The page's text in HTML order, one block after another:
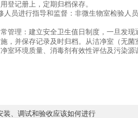
登记册上，定期归档保存。
人员进行指导和监督：非微生物室检验人
管理：建立安全卫生值日制度，一旦发
，并保存记录及时归档。从洁净室（无
室环境质量、消毒剂有效性评估及污染
装、调试和验收应该如何进行